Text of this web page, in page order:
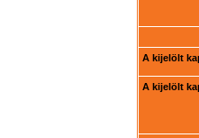
A kijelölt
A kijelölt